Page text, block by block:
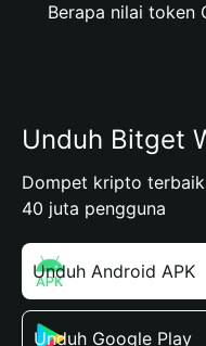
Berapa nilai token
Unduh Bitget
Dompet kripto
40 juta pengguna
Unduh Android APK
Unduh Google Play